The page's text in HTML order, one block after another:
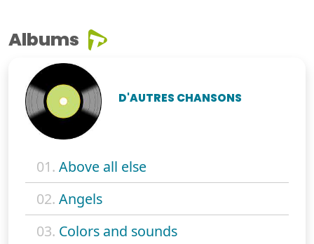
Albums
D'AUTRES CHANSONS
01. Above all else
02. Angels
03. Colors and sounds